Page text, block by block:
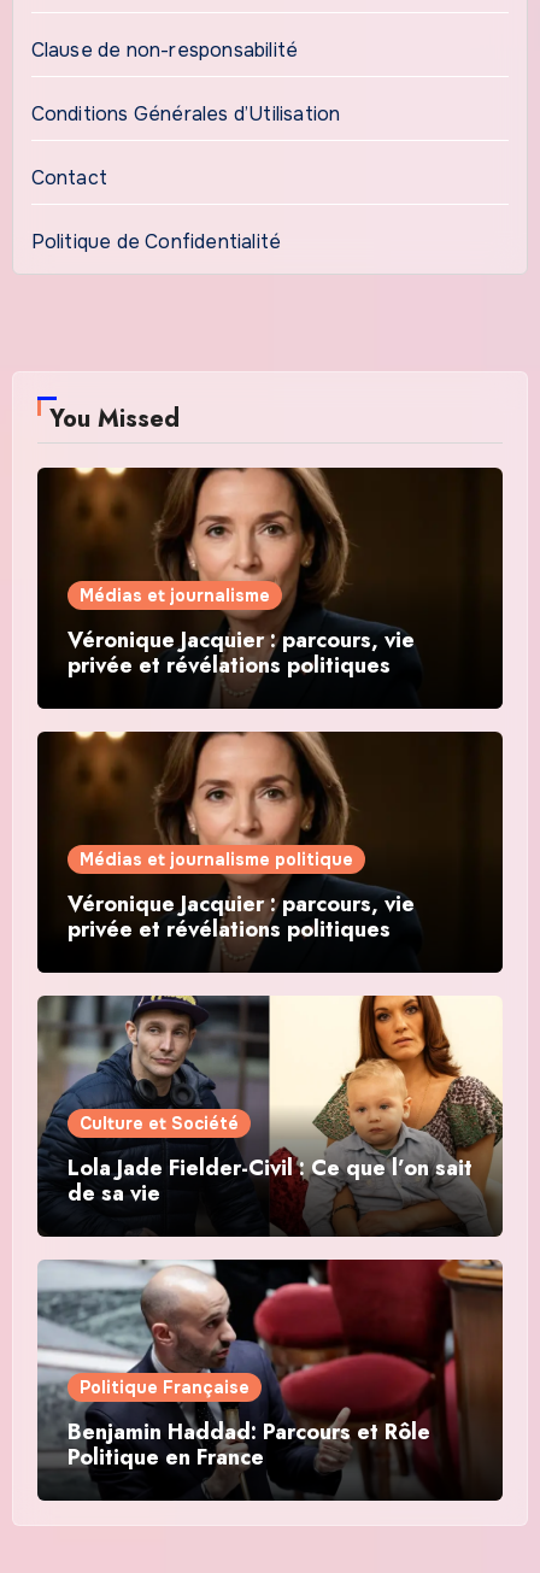
Clause de non-responsabilité
Conditions Générales d’Utilisation
Contact
Politique de Confidentialité
You Missed
Médias et journalisme
Véronique Jacquier : parcours, vie
privée et révélations politiques
Médias et journalisme politique
Véronique Jacquier : parcours, vie
privée et révélations politiques
Culture et Société
Lola Jade Fielder-Civil : Ce que l’on sait
de sa vie
Politique Française
Benjamin Haddad: Parcours et Rôle
Politique en France